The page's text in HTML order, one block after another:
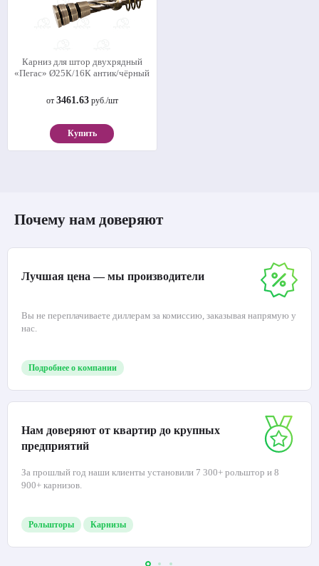
Карниз для штор двухрядный
«Пегас» Ø25К/16К антик/чёрный
от 3461.63руб./шт
Купить
Почему нам доверяют
Лучшая цена — мы производители
Вы не переплачиваете диллерам за комиссию, заказывая напрямую у
нас.
Подробнее о компании
Нам доверяют от квартир до крупных
предприятий
За прошлый год наши клиенты установили 7 300+ рольштор и 8
900+ карнизов.
Рольшторы Карнизы